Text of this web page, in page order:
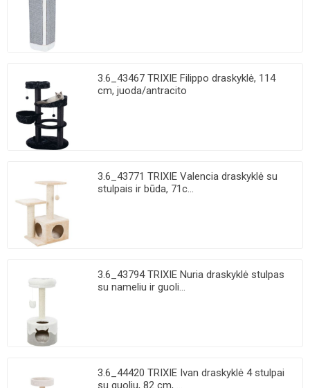
3.6_43467 TRIXIE Filippo draskyklė, 114
cm, juoda/antracito
3.6_43771 TRIXIE Valencia draskyklė su
stulpais ir būda, 71c...
3.6_43794 TRIXIE Nuria draskyklė stulpas
su nameliu ir guoli...
3.6_44420 TRIXIE Ivan draskyklė 4 stulpai
su guoliu, 82 cm, ...